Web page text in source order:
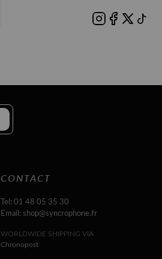
CONTACT
Tel: 01 48 05 35 30
Email: shop@syncrophone.fr
WORLDWIDE SHIPPING VIA
Chronopost